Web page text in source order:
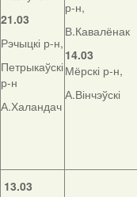
21.03
Рэчыцкі р-н,
Петрыкаўскі
р-н
А.Халандач
р-н,
В.Кавалёнак
14.03
Мёрскі р-н,
А.Вінчэўскі
13.03